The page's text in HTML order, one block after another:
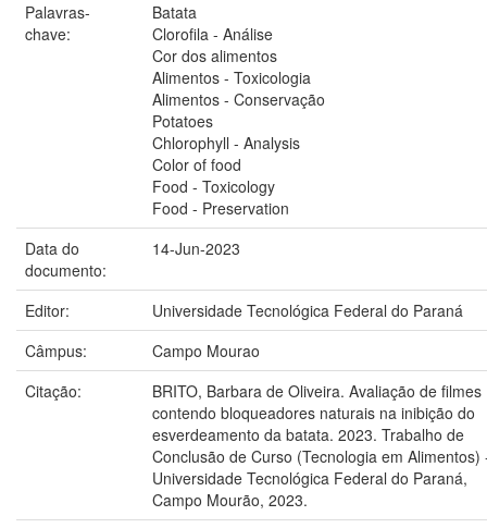
Palavras-
chave:
Batata
Clorofila - Análise
Cor dos alimentos
Alimentos - Toxicologia
Alimentos - Conservação
Potatoes
Chlorophyll - Analysis
Color of food
Food - Toxicology
Food - Preservation
Data do
documento:
14-Jun-2023
Editor:
Universidade Tecnológica Federal do Paraná
Câmpus:
Campo Mourao
Citação:
BRITO, Barbara de Oliveira. Avaliação de filmes
contendo bloqueadores naturais na inibição do
esverdeamento da batata. 2023. Trabalho de
Conclusão de Curso (Tecnologia em Alimentos)
Universidade Tecnológica Federal do Paraná,
Campo Mourão, 2023.